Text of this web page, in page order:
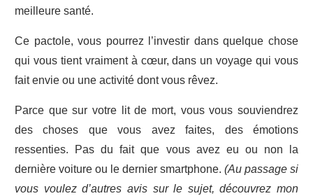
meilleure santé.
Ce pactole, vous pourrez l’investir dans quelque chose
qui vous tient vraiment à cœur, dans un voyage qui vous
fait envie ou une activité dont vous rêvez.
Parce que sur votre lit de mort, vous vous souviendrez
des choses que vous avez faites, des émotions
ressenties. Pas du fait que vous avez eu ou non la
dernière voiture ou le dernier smartphone. (Au passage si
vous voulez d’autres avis sur le sujet, découvrez mon